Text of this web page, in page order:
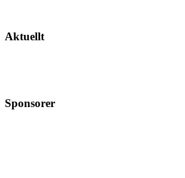
Aktuellt
Sponsorer